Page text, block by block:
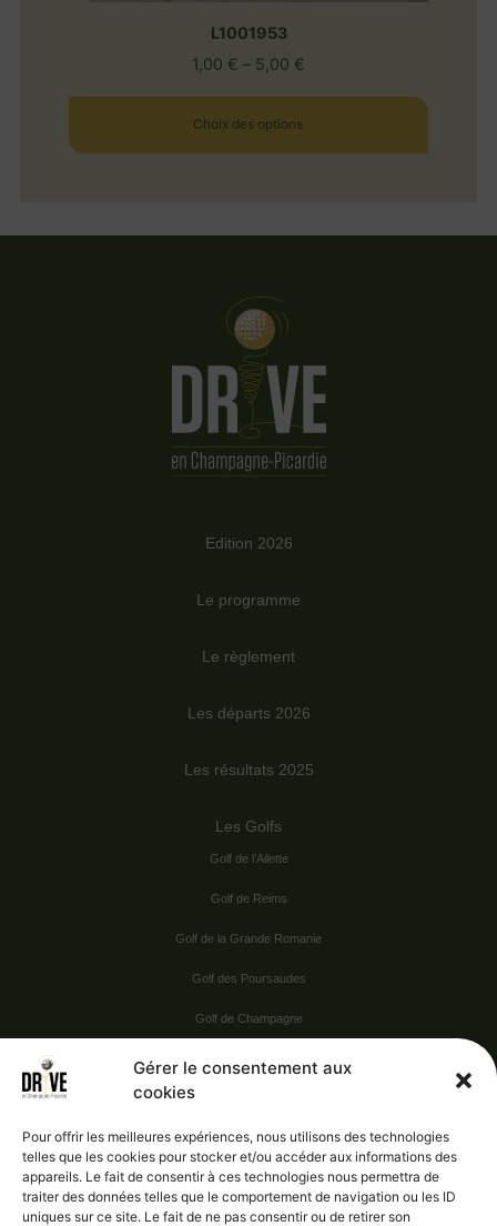
Gérer le consentement aux
cookies
Pour offrir les meilleures expériences, nous utilisons des technologies
telles que les cookies pour stocker et/ou accéder aux informations des
appareils. Le fait de consentir à ces technologies nous permettra de
traiter des données telles que le comportement de navigation ou les ID
uniques sur ce site. Le fait de ne pas consentir ou de retirer son
L1001953
1,00 € – 5,00 €
Choix des options
Edition 2026
Le programme
Le règlement
Les départs 2026
Les résultats 2025
Les Golfs
Golf de l’Ailette
Golf de Reims
Golf de la Grande Romanie
Golf des Poursaudes
Golf de Champagne
Vie pratique